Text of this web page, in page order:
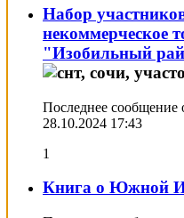
Набор
некоммерческое
"Изобильный
Последнее сообщение
28.10.2024 17:43
1
Книга о Южной